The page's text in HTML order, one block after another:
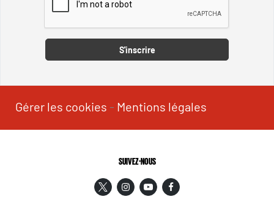
S'inscrire
Gérer les cookies - Mentions légales
SUIVEZ-NOUS